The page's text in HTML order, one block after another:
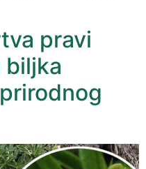
pravi
biljka